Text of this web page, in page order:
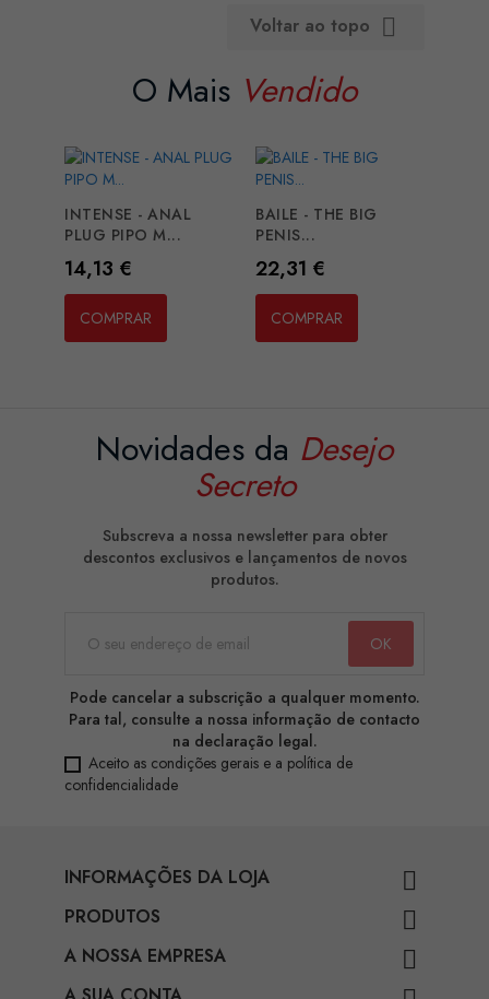
Voltar ao topo 
O Mais Vendido
INTENSE - ANAL
PLUG PIPO M...
Preço
14,13 €
COMPRAR
BAILE - THE BIG
PENIS...
Preço
22,31 €
COMPRAR
Novidades da Desejo
Secreto
Subscreva a nossa newsletter para obter
descontos exclusivos e lançamentos de novos
produtos.
Pode cancelar a subscrição a qualquer momento.
Para tal, consulte a nossa informação de contacto
na declaração legal.
Aceito as condições gerais e a política de
confidencialidade
INFORMAÇÕES DA LOJA 
PRODUTOS 
A NOSSA EMPRESA 